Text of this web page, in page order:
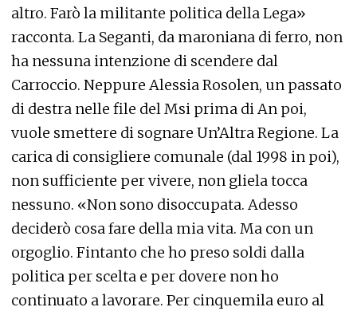
altro. Farò la militante politica della Lega»
racconta. La Seganti, da maroniana di ferro, non
ha nessuna intenzione di scendere dal
Carroccio. Neppure Alessia Rosolen, un passato
di destra nelle file del Msi prima di An poi,
vuole smettere di sognare Un’Altra Regione. La
carica di consigliere comunale (dal 1998 in poi),
non sufficiente per vivere, non gliela tocca
nessuno. «Non sono disoccupata. Adesso
deciderò cosa fare della mia vita. Ma con un
orgoglio. Fintanto che ho preso soldi dalla
politica per scelta e per dovere non ho
continuato a lavorare. Per cinquemila euro al